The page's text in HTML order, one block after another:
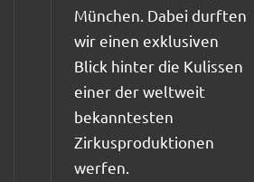
München. Dabei durften
wir einen exklusiven
Blick hinter die Kulissen
einer der weltweit
bekanntesten
Zirkusproduktionen
werfen.